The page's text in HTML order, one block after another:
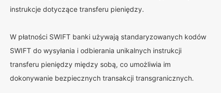
instrukcje dotyczące transferu pieniędzy.
W płatności SWIFT banki używają standaryzowanych kodów
SWIFT do wysyłania i odbierania unikalnych instrukcji
transferu pieniędzy między sobą, co umożliwia im
dokonywanie bezpiecznych transakcji transgranicznych.